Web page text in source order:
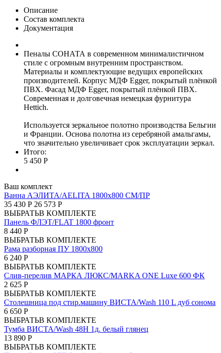
Описание
Состав комплекта
Документация
Пеналы СОНАТА в современном минималистичном
стиле с огромным внутренним пространством.
Материалы и комплектующие ведущих европейских
производителей. Корпус МДФ Egger, покрытый плёнкой
ПВХ. Фасад МДФ Egger, покрытый плёнкой ПВХ.
Современная и долговечная немецкая фурнитура
Hettich.
Используется зеркальное полотно производства Бельгии
и Франции. Основа полотна из серебряной амальгамы,
что значительно увеличивает срок эксплуатации зеркал.
Итого:
5 450 Р
Ваш комплект
Ванна АЭЛИТА/AELITA 1800х800 СМ/ПР
35 430 Р 26 573 Р
ВЫБРАТЬВ КОМПЛЕКТЕ
Панель ФЛЭТ/FLAT 1800 фронт
8 440 Р
ВЫБРАТЬВ КОМПЛЕКТЕ
Рама разборная ПУ 1800х800
6 240 Р
ВЫБРАТЬВ КОМПЛЕКТЕ
Слив-перелив МАРКА ЛЮКС/MARKA ONE Luxe 600 ФК
2 625 Р
ВЫБРАТЬВ КОМПЛЕКТЕ
Столешница под стир.машину ВИСТА/Wash 110 L дуб сонома
6 650 Р
ВЫБРАТЬВ КОМПЛЕКТЕ
Тумба ВИСТА/Wash 48Н 1д. белый глянец
13 890 Р
ВЫБРАТЬВ КОМПЛЕКТЕ